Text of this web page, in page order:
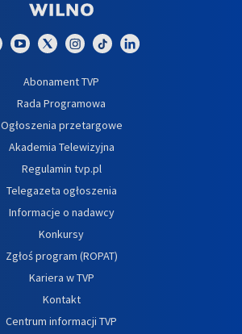
Abonament TVP
Rada Programowa
Ogłoszenia przetargowe
Akademia Telewizyjna
Regulamin tvp.pl
Telegazeta ogłoszenia
Informacje o nadawcy
Konkursy
Zgłoś program (ROPAT)
Kariera w TVP
Kontakt
Centrum informacji TVP